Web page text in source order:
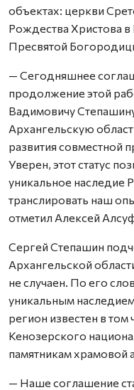
объектах: церкви
Рождества Христова
Пресвятой
— Сегодняшнее
продолжение этой
Вадимовичу
Архангельскую
развития совместной
Уверен, этот статус
уникальное наследие
транслировать наш
отметил Алексей
Сергей Степашин
Архангельской
не случаен. По его
уникальным
регион известен в
Кенозерского
памятникам храмовой
— Наше соглашение